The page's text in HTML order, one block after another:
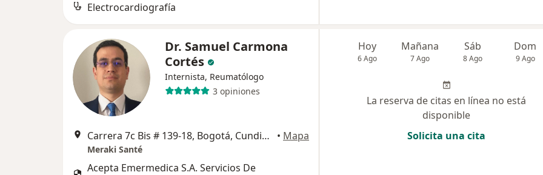
Electrocardiografía
Dr. Samuel Carmona
Cortés
Internista, Reumatólogo
3 opiniones
Carrera 7c Bis # 139-18, Bogotá, Cundinamarca, Colombia, Bogotá • Mapa
Meraki Santé
Acepta Emermedica S.A. Servicios De
Hoy
6 Ago
Mañana
7 Ago
Sáb
8 Ago
Dom
9 Ago
La reserva de citas en línea no está
disponible
Solicita una cita